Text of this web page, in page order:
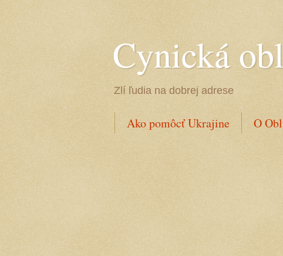
Cynická
Zlí ľudia na dobrej adrese
Ako pomôcť Ukrajine O